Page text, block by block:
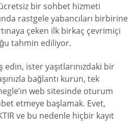
bir sohbet hizmeti
rastgele yabancıları birbirine
çeken ilk birkaç çevrimiçi
tahmin ediliyor.
ister yaşıtlarınızdaki bir
bağlantı kurun, tek
web sitesinde oturum
etmeye başlamak. Evet,
ve bu nedenle hiçbir kayıt